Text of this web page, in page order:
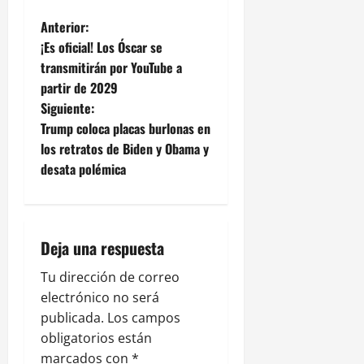
N
a
v
e
g
c
i
ó
n
Anterior:
¡Es oficial! Los Óscar se
transmitirán por YouTube a
partir de 2029
Siguiente:
Trump coloca placas burlonas en
los retratos de Biden y Obama y
desata polémica
Deja una respuesta
Tu dirección de correo
electrónico no será
publicada. Los campos
obligatorios están
marcados con *